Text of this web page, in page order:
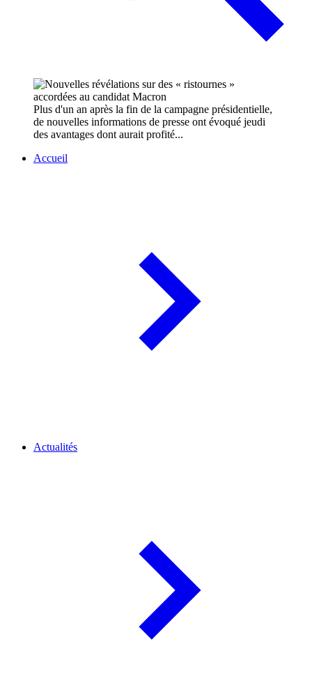
Plus d'un an après la fin de la campagne présidentielle,
de nouvelles informations de presse ont évoqué jeudi
des avantages dont aurait profité...
Accueil
Actualités